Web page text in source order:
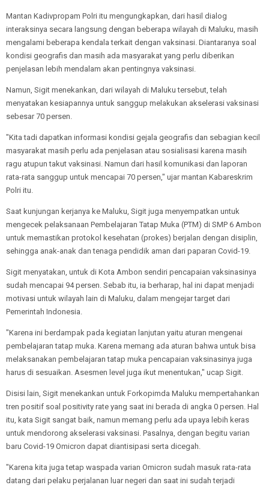
Mantan Kadivpropam Polri itu mengungkapkan, dari hasil dialog
interaksinya secara langsung dengan beberapa wilayah di Maluku, masih
mengalami beberapa kendala terkait dengan vaksinasi. Diantaranya soal
kondisi geografis dan masih ada masyarakat yang perlu diberikan
penjelasan lebih mendalam akan pentingnya vaksinasi.
Namun, Sigit menekankan, dari wilayah di Maluku tersebut, telah
menyatakan kesiapannya untuk sanggup melakukan akselerasi vaksinasi
sebesar 70 persen.
"Kita tadi dapatkan informasi kondisi gejala geografis dan sebagian kecil
masyarakat masih perlu ada penjelasan atau sosialisasi karena masih
ragu atupun takut vaksinasi. Namun dari hasil komunikasi dan laporan
rata-rata sanggup untuk mencapai 70 persen," ujar mantan Kabareskrim
Polri itu.
Saat kunjungan kerjanya ke Maluku, Sigit juga menyempatkan untuk
mengecek pelaksanaan Pembelajaran Tatap Muka (PTM) di SMP 6 Ambon
untuk memastikan protokol kesehatan (prokes) berjalan dengan disiplin,
sehingga anak-anak dan tenaga pendidik aman dari paparan Covid-19.
Sigit menyatakan, untuk di Kota Ambon sendiri pencapaian vaksinasinya
sudah mencapai 94 persen. Sebab itu, ia berharap, hal ini dapat menjadi
motivasi untuk wilayah lain di Maluku, dalam mengejar target dari
Pemerintah Indonesia.
"Karena ini berdampak pada kegiatan lanjutan yaitu aturan mengenai
pembelajaran tatap muka. Karena memang ada aturan bahwa untuk bisa
melaksanakan pembelajaran tatap muka pencapaian vaksinasinya juga
harus di sesuaikan. Asesmen level juga ikut menentukan," ucap Sigit.
Disisi lain, Sigit menekankan untuk Forkopimda Maluku mempertahankan
tren positif soal positivity rate yang saat ini berada di angka 0 persen. Hal
itu, kata Sigit sangat baik, namun memang perlu ada upaya lebih keras
untuk mendorong akselerasi vaksinasi. Pasalnya, dengan begitu varian
baru Covid-19 Omicron dapat diantisipasi serta dicegah.
"Karena kita juga tetap waspada varian Omicron sudah masuk rata-rata
datang dari pelaku perjalanan luar negeri dan saat ini sudah terjadi